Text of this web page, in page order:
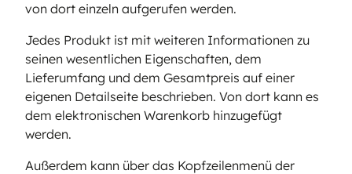
von dort einzeln aufgerufen werden.
Jedes Produkt ist mit weiteren Informationen zu
seinen wesentlichen Eigenschaften, dem
Lieferumfang und dem Gesamtpreis auf einer
eigenen Detailseite beschrieben. Von dort kann es
dem elektronischen Warenkorb hinzugefügt
werden.
Außerdem kann über das Kopfzeilenmenü der